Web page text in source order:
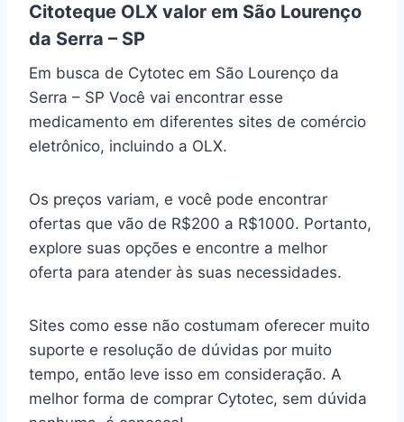
Citoteque OLX valor em São Lourenço
da Serra – SP
Em busca de Cytotec em São Lourenço da
Serra – SP Você vai encontrar esse
medicamento em diferentes sites de comércio
eletrônico, incluindo a OLX.
Os preços variam, e você pode encontrar
ofertas que vão de R$200 a R$1000. Portanto,
explore suas opções e encontre a melhor
oferta para atender às suas necessidades.
Sites como esse não costumam oferecer muito
suporte e resolução de dúvidas por muito
tempo, então leve isso em consideração. A
melhor forma de comprar Cytotec, sem dúvida